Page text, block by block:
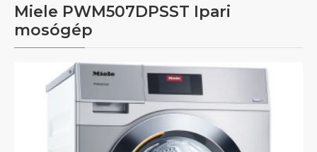
Miele PWM507DPSST Ipari
mosógép